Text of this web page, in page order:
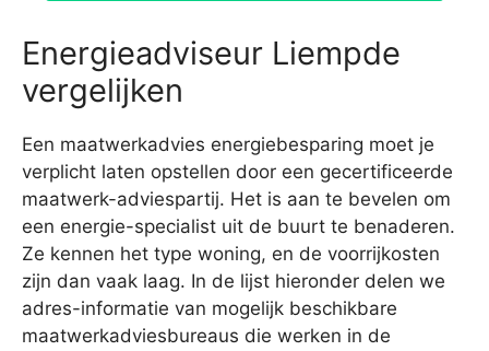
Energieadviseur Liempde
vergelijken
Een maatwerkadvies energiebesparing moet je
verplicht laten opstellen door een gecertificeerde
maatwerk-adviespartij. Het is aan te bevelen om
een energie-specialist uit de buurt te benaderen.
Ze kennen het type woning, en de voorrijkosten
zijn dan vaak laag. In de lijst hieronder delen we
adres-informatie van mogelijk beschikbare
maatwerkadviesbureaus die werken in de